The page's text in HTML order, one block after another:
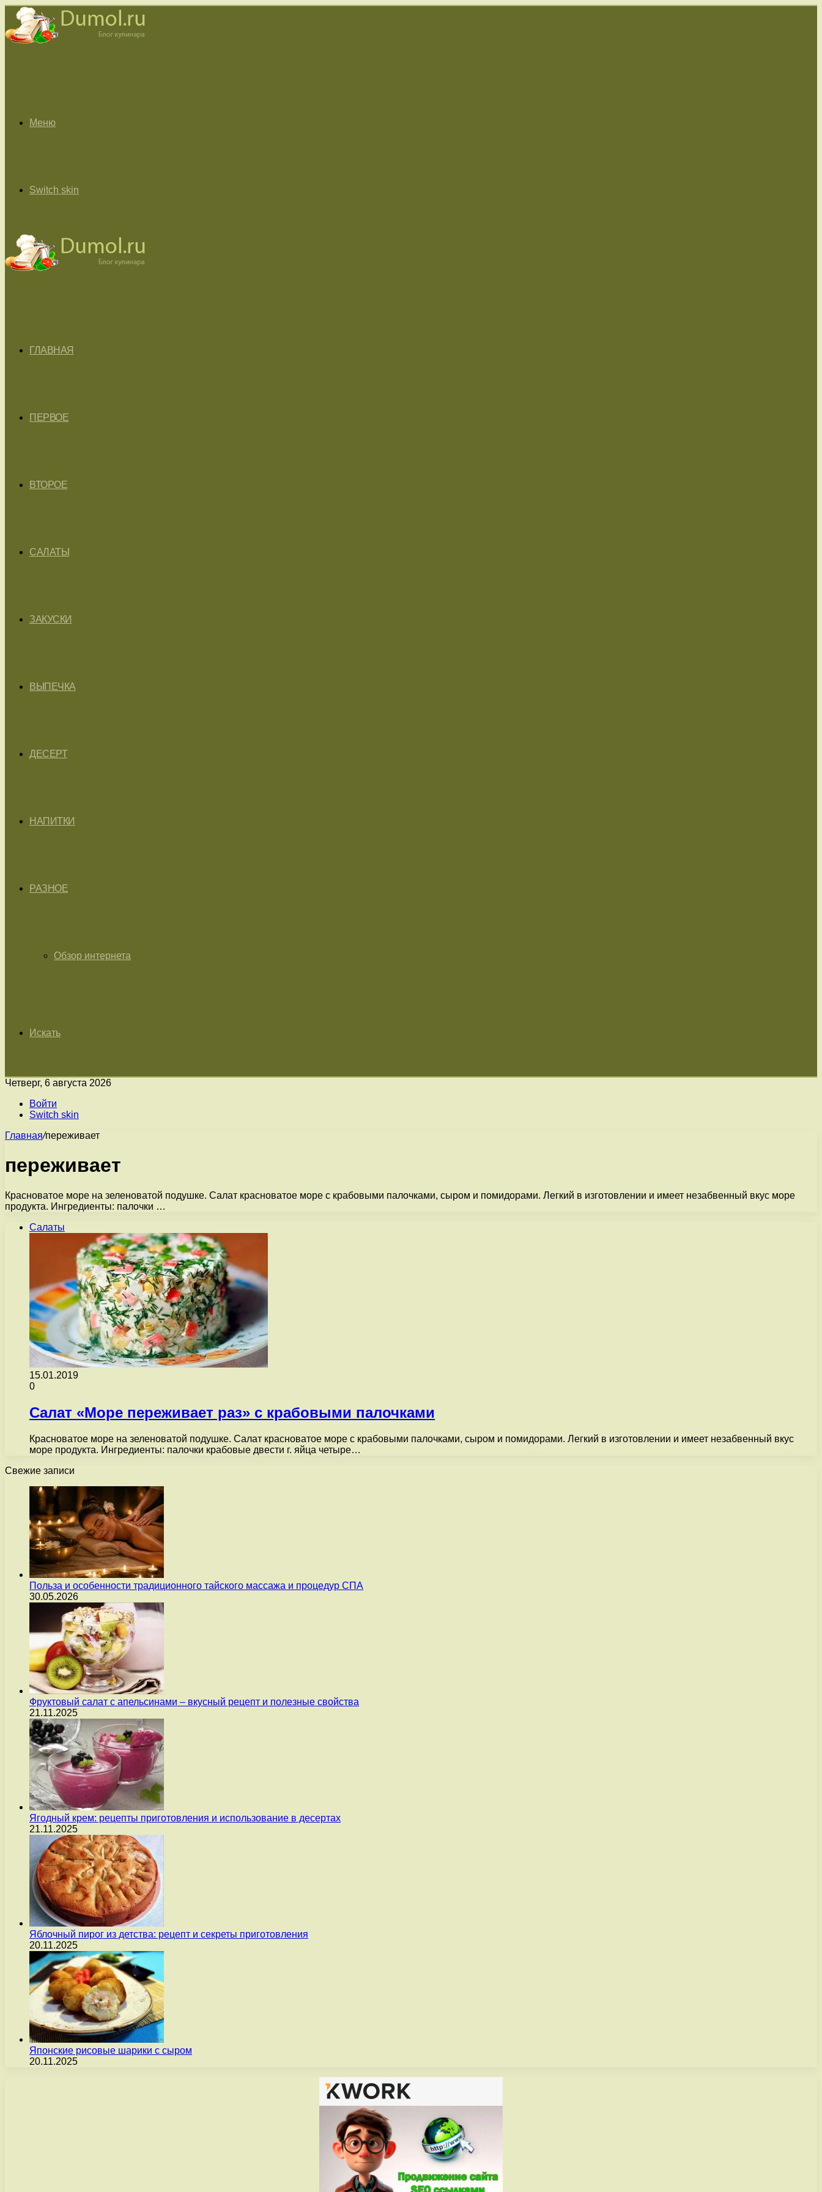
Меню
Switch skin
ГЛАВНАЯ
ПЕРВОЕ
ВТОРОЕ
САЛАТЫ
ЗАКУСКИ
ВЫПЕЧКА
ДЕСЕРТ
НАПИТКИ
РАЗНОЕ
Обзор интернета
Искать
Четверг, 6 августа 2026
Войти
Switch skin
Главная/переживает
переживает
Красноватое море на зеленоватой подушке. Салат красноватое море с крабовыми палочками, сыром и помидорами. Легкий в изготовлении и имеет незабвенный вкус море
продукта. Ингредиенты: палочки …
Салаты
15.01.2019
0
Салат «Море переживает раз» с крабовыми палочками
Красноватое море на зеленоватой подушке. Салат красноватое море с крабовыми палочками, сыром и помидорами. Легкий в изготовлении и имеет незабвенный вкус
море продукта. Ингредиенты: палочки крабовые двести г. яйца четыре…
Свежие записи
Польза и особенности традиционного тайского массажа и процедур СПА
30.05.2026
Фруктовый салат с апельсинами – вкусный рецепт и полезные свойства
21.11.2025
Ягодный крем: рецепты приготовления и использование в десертах
21.11.2025
Яблочный пирог из детства: рецепт и секреты приготовления
20.11.2025
Японские рисовые шарики с сыром
20.11.2025